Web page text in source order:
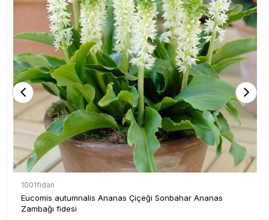
1001fidan
Eucomis autumnalis Ananas Çiçeği Sonbahar Ananas
Zambağı fidesi